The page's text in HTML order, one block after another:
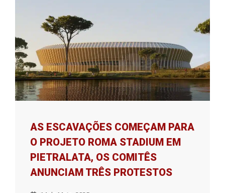
AS ESCAVAÇÕES COMEÇAM PARA
O PROJETO ROMA STADIUM EM
PIETRALATA, OS COMITÊS
ANUNCIAM TRÊS PROTESTOS